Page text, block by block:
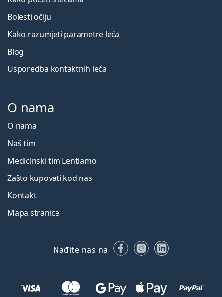
Bolesti očiju
Kako razumjeti parametre leća
Blog
Usporedba kontaktnih leća
O nama
O nama
Naš tim
Medicinski tim Lentiamo
Zašto kupovati kod nas
Kontakt
Mapa stranice
Nađite nas na FacebookuInstagramu
LinkedIn